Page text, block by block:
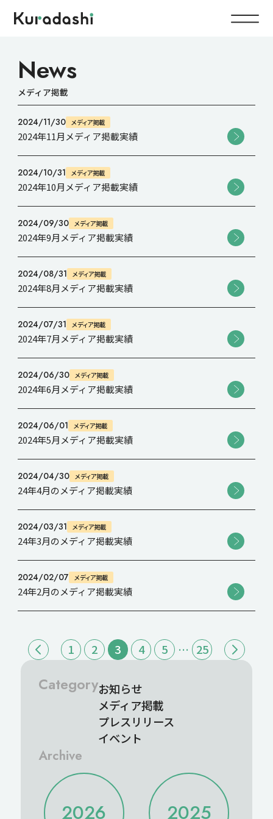
Top
Service
Food
Energy
Impact
Company
IR
News
Recruit
Contact
News
メディア掲載
2024/11/30 メディア掲載
2024年11月メディア掲載実績
2024/10/31 メディア掲載
2024年10月メディア掲載実績
2024/09/30 メディア掲載
2024年9月メディア掲載実績
2024/08/31 メディア掲載
2024年8月メディア掲載実績
2024/07/31 メディア掲載
2024年7月メディア掲載実績
2024/06/30 メディア掲載
2024年6月メディア掲載実績
2024/06/01 メディア掲載
2024年5月メディア掲載実績
2024/04/30 メディア掲載
24年4月のメディア掲載実績
2024/03/31 メディア掲載
24年3月のメディア掲載実績
2024/02/07 メディア掲載
24年2月のメディア掲載実績
1 2 3 4 5 … 25
Categoryお知らせ
メディア掲載
プレスリリース
イベント
Archive
2026 2025